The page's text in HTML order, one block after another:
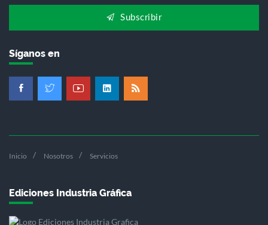
Subscribir
Síganos en
Inicio Nosotros Servicios
Ediciones Industria Gráfica